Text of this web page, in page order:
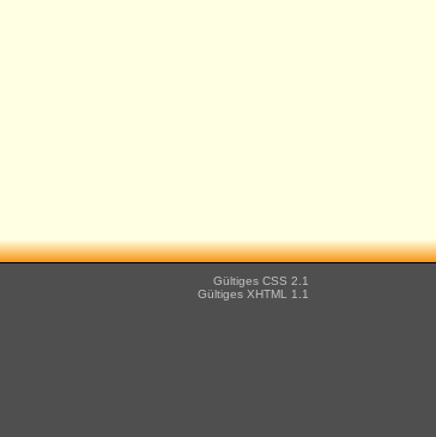
Gültiges CSS 2.1
Gültiges XHTML 1.1